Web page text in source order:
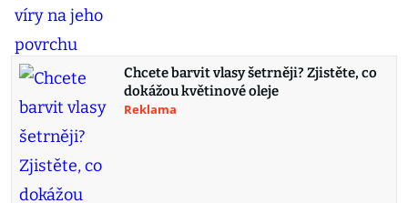
Chcete barvit vlasy šetrněji? Zjistěte, co
dokážou květinové oleje
Reklama